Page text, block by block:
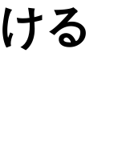
る